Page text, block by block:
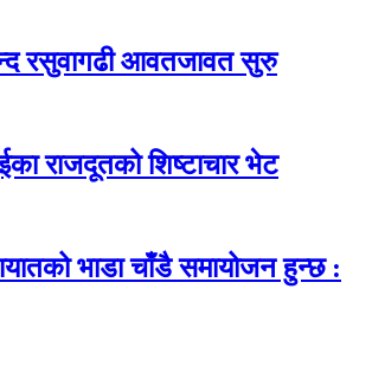
रसुवागढी आवतजावत सुरु
राजदूतको शिष्टाचार भेट
भाडा चाँडै समायोजन हुन्छ :